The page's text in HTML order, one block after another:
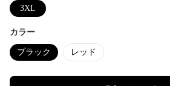
3XL
カラー
ブラック レッド